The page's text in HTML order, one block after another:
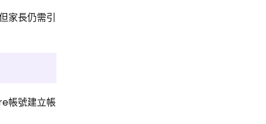
家長仍需引
帳號建立帳